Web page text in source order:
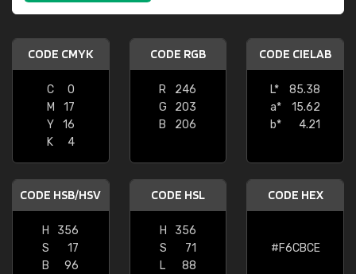
CODE CMYK
C
0
M
17
Y
16
K
4
CODE RGB
R
246
G
203
B
206
CODE CIELAB
L*
85.38
a*
15.62
b*
4.21
CODE HSB/HSV
H
356
S
17
B
96
CODE HSL
H
356
S
71
L
88
CODE HEX
#F6CBCE